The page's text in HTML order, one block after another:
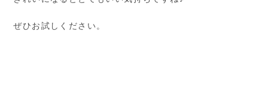
ぜひお試しください。